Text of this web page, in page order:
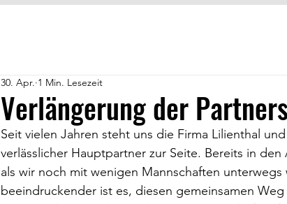
Verlängerung der
30. Apr. 1 Min. Lesezeit
Seit vielen Jahren steht uns die Firma Lilienthal
verlässlicher Hauptpartner zur Seite. Bereits in
als wir noch mit wenigen Mannschaften unterwegs
beeindruckender ist es, diesen gemeinsamen